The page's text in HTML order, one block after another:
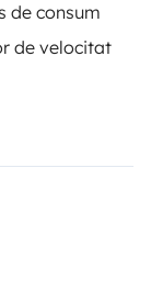
de consum
de velocitat